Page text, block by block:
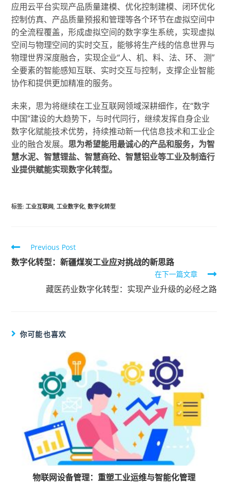
应用云平台实现产品质量建模、优化控制建模、闭环优化
控制仿真、产品质量预报和管理等各个环节在虚拟空间中
的全流程覆盖，形成虚拟空间的数字孪生系统，实现虚拟
空间与物理空间的实时交互，能够将生产线的信息世界与
物理世界深度融合，实现企业“人、机、料、法、环、 测”
全要素的智能感知互联、实时交互与控制，支撑企业智能
协作和提供更加精准的服务。
未来，思为将继续在工业互联网领域深耕细作，在“数字
中国”建设的大趋势下，与时代同行，继续发挥自身企业
数字化赋能技术优势，持续推动新一代信息技术和工业企
业的融合发展。思为希望能用最诚心的产品和服务，为智
慧水泥、智慧锂盐、智慧商砼、智慧铝业等工业及制造行
业提供赋能实现数字化转型。
标签: 工业互联网 工业数字化 数字化转型
Previous Post
数字化转型：新疆煤炭工业应对挑战的新思路
在下一篇文章
藏医药业数字化转型：实现产业升级的必经之路
你可能也喜欢
物联网设备管理：重塑工业运维与智能化管理